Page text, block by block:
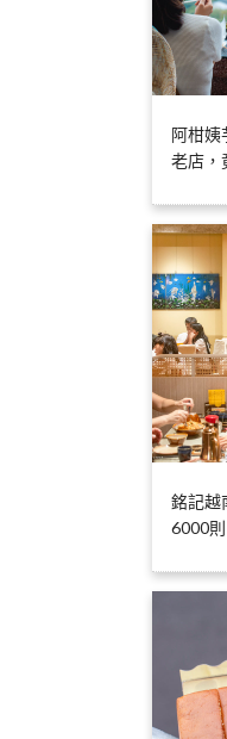
阿柑姨
老店，
銘記越
6000